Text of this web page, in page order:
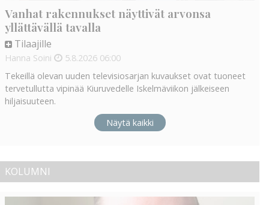
Vanhat rakennukset näyttivät arvonsa
yllättävällä tavalla
Tilaajille
Hanna Soini 5.8.2026 06:00
Tekeillä olevan uuden televisiosarjan kuvaukset ovat tuoneet
tervetullutta vipinää Kiuruvedelle Iskelmäviikon jälkeiseen
hiljaisuuteen.
Näytä kaikki
KOLUMNI